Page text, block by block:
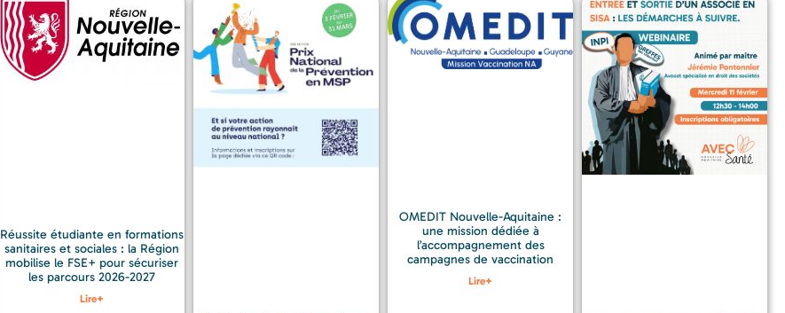
Réussite étudiante en formations
sanitaires et sociales : la Région
mobilise le FSE+ pour sécuriser
les parcours 2026-2027
Lire+
OMEDIT Nouvelle-Aquitaine :
une mission dédiée à
l’accompagnement des
campagnes de vaccination
Lire+